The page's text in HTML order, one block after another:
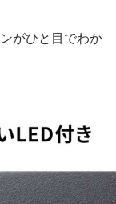
がひと目でわか